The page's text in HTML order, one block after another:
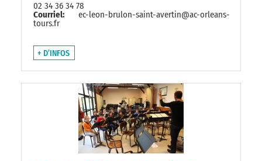
02 34 36 34 78
Courriel: ec-leon-brulon-saint-avertin@ac-orleans-
tours.fr
+ D’INFOS